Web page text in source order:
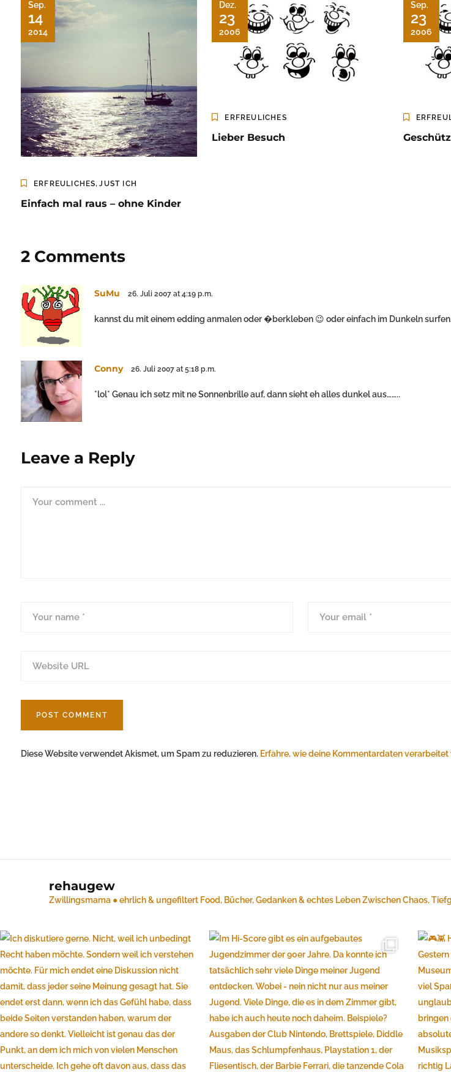
Sep.
14
2014
ERFREULICHES,JUST ICH
Einfach mal raus – ohne Kinder
Dez.
23
2006
ERFREULICHES
Lieber Besuch
Sep.
23
2006
2 Comments
SuMu 26. Juli 2007 at 4:19 p.m.
kannst du mit einem edding anmalen oder �berkleben 😉 oder einfach im Dunkeln
Conny 26. Juli 2007 at 5:18 p.m.
*lol* Genau ich setz mit ne Sonnenbrille auf, dann sieht eh alles dunkel aus……..
Leave a Reply
Diese Website verwendet Akismet, um Spam zu reduzieren. Erfahre, wie deine Kommentardaten verarbeitet
rehaugew
Zwillingsmama ● ehrlich & ungefiltert Food, Bücher, Gedanken & echtes LebenZwischen Chaos,